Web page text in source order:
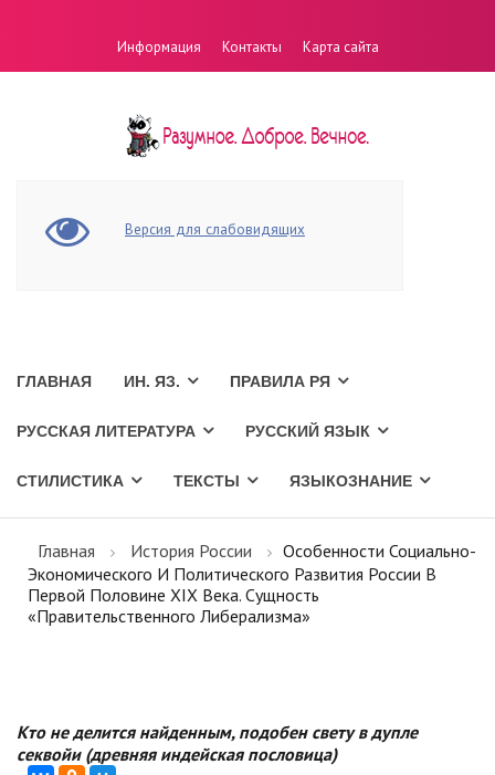
Информация Контакты Карта сайта
Версия для слабовидящих
ГЛАВНАЯ ИН. ЯЗ. ПРАВИЛА РЯ
РУССКАЯ ЛИТЕРАТУРА РУССКИЙ ЯЗЫК
СТИЛИСТИКА ТЕКСТЫ ЯЗЫКОЗНАНИЕ
Главная История России
Особенности Социально-
Экономического И Политического Развития России В
Первой Половине XIX Века. Сущность
«правительственного Либерализма»
Кто не делится найденным, подобен свету в дупле
секвойи (древняя индейская пословица)